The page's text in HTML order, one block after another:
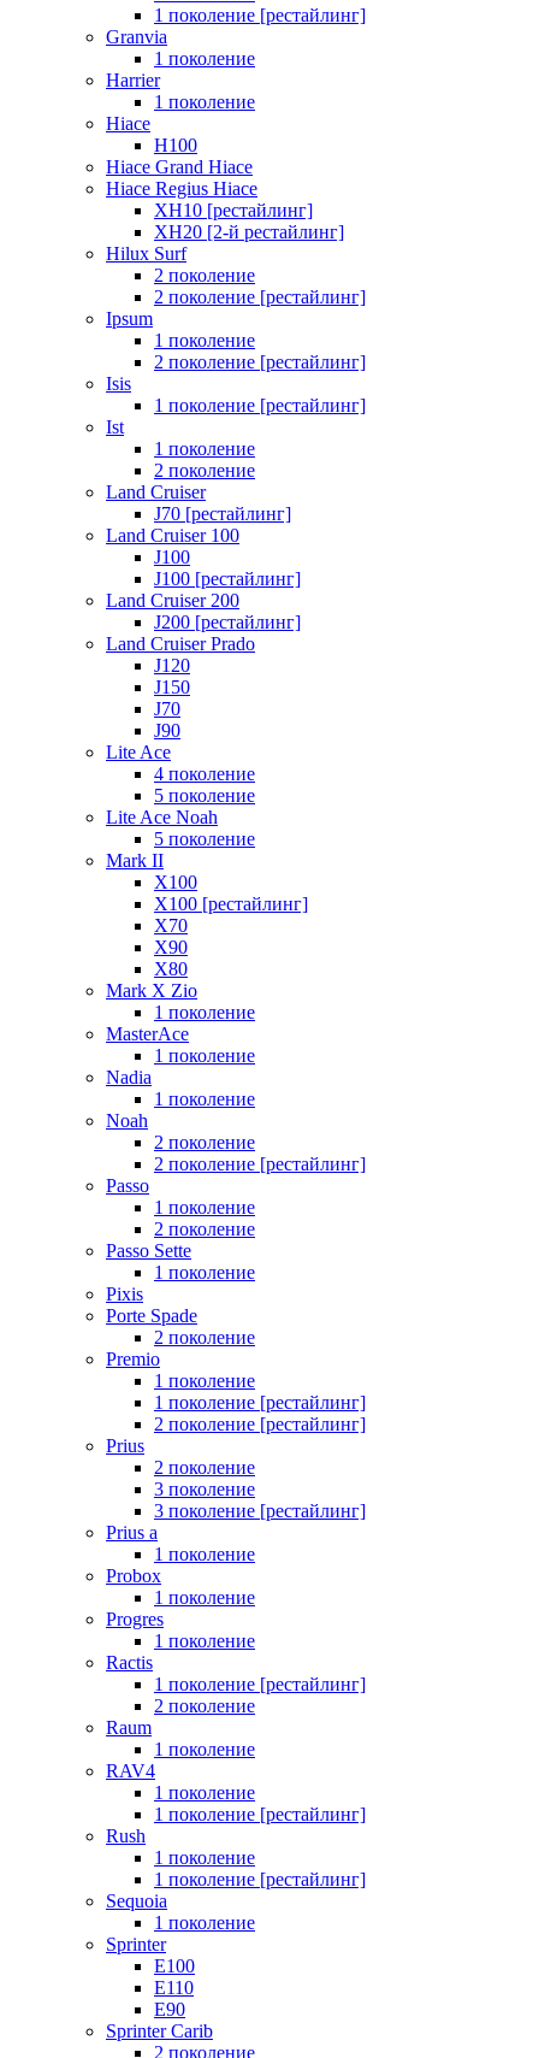
1 поколение [рестайлинг]
Granvia
1 поколение
Harrier
1 поколение
Hiace
H100
Hiace Grand Hiace
Hiace Regius Hiace
XH10 [рестайлинг]
XH20 [2-й рестайлинг]
Hilux Surf
2 поколение
2 поколение [рестайлинг]
Ipsum
1 поколение
2 поколение [рестайлинг]
Isis
1 поколение [рестайлинг]
Ist
1 поколение
2 поколение
Land Cruiser
J70 [рестайлинг]
Land Cruiser 100
J100
J100 [рестайлинг]
Land Cruiser 200
J200 [рестайлинг]
Land Cruiser Prado
J120
J150
J70
J90
Lite Ace
4 поколение
5 поколение
Lite Ace Noah
5 поколение
Mark II
X100
X100 [рестайлинг]
X70
X90
Х80
Mark X Zio
1 поколение
MasterAce
1 поколение
Nadia
1 поколение
Noah
2 поколение
2 поколение [рестайлинг]
Passo
1 поколение
2 поколение
Passo Sette
1 поколение
Pixis
Porte Spade
2 поколение
Premio
1 поколение
1 поколение [рестайлинг]
2 поколение [рестайлинг]
Prius
2 поколение
3 поколение
3 поколение [рестайлинг]
Prius a
1 поколение
Probox
1 поколение
Progres
1 поколение
Ractis
1 поколение [рестайлинг]
2 поколение
Raum
1 поколение
RAV4
1 поколение
1 поколение [рестайлинг]
Rush
1 поколение
1 поколение [рестайлинг]
Sequoia
1 поколение
Sprinter
E100
E110
E90
Sprinter Carib
2 поколение